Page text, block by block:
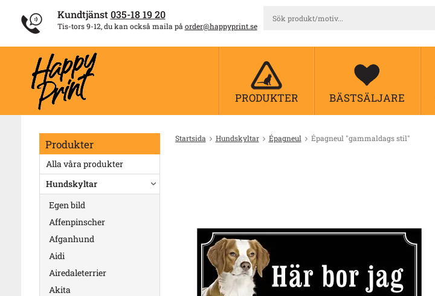
Kundtjänst 035-18 19 20
Tis-tors 9-12, du kan också maila på order@happyprint.se
PRODUKTER BÄSTSÄLJARE
Produkter
Alla våra produkter
Hundskyltar
Egen bild
Affenpinscher
Afganhund
Aidi
Airedaleterrier
Akita
Startsida Hundskyltar Épagneul Épagneul "gammaldags stil"